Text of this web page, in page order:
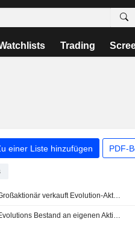
Trading
einer Liste hinzufügen PDF-
Großaktionär verkauft Evolution-Aktien für knapp 200 Mio. Kronen
Evolutions Bestand an eigenen Aktien übersteigt 5 %